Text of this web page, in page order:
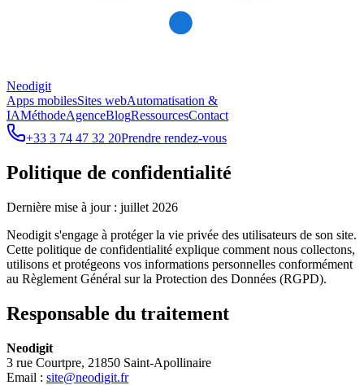
Neodigit
Apps mobilesSites webAutomatisation &
IAMéthodeAgenceBlogRessourcesContact
+33 3 74 47 32 20Prendre rendez-vous
Politique de confidentialité
Dernière mise à jour : juillet 2026
Neodigit s'engage à protéger la vie privée des utilisateurs de son site.
Cette politique de confidentialité explique comment nous collectons,
utilisons et protégeons vos informations personnelles conformément
au Règlement Général sur la Protection des Données (RGPD).
Responsable du traitement
Neodigit
3 rue Courtpre, 21850 Saint-Apollinaire
Email : site@neodigit.fr